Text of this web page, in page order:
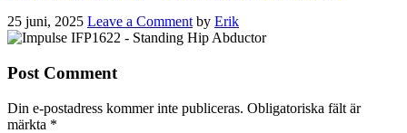
25 juni, 2025 Leave a Comment by Erik
Post Comment
Din e-postadress kommer inte publiceras. Obligatoriska fält är
märkta *